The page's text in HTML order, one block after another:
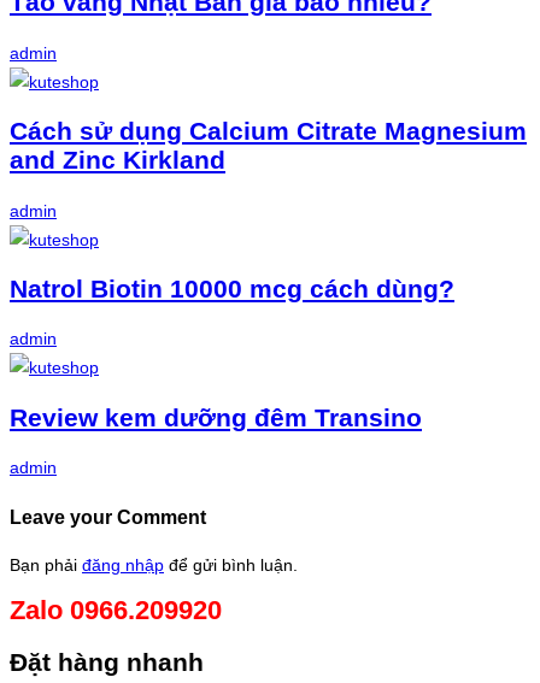
admin
Cách sử dụng Calcium Citrate Magnesium
and Zinc Kirkland
admin
Natrol Biotin 10000 mcg cách dùng?
admin
Review kem dưỡng đêm Transino
admin
Leave your Comment
Bạn phải đăng nhập để gửi bình luận.
Zalo 0966.209920
Đặt hàng nhanh